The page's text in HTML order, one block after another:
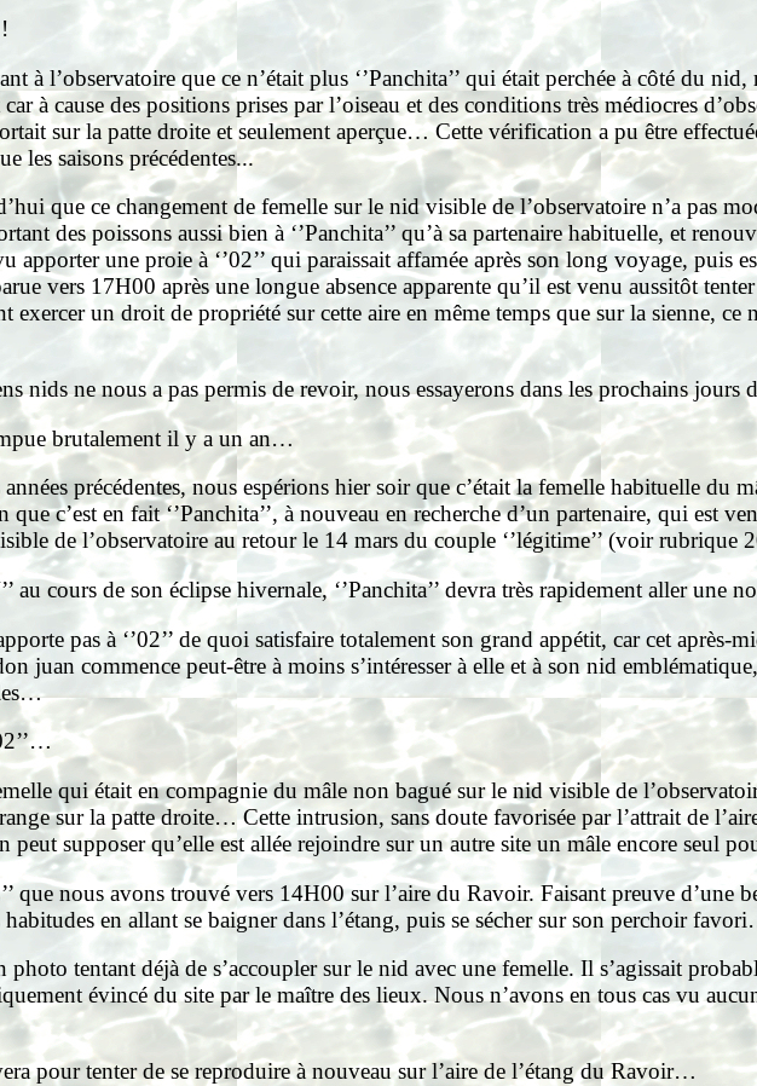
à l’observatoire que ce n’était plus ‘’Panchita’’ qui était perchée à côté du nid,
à cause des positions prises par l’oiseau et des conditions très médiocres
sur la patte droite et seulement aperçue… Cette vérification a pu être
les saisons précédentes...
que ce changement de femelle sur le nid visible de l’observatoire n’a pas
des poissons aussi bien à ‘’Panchita’’ qu’à sa partenaire habituelle, et
une proie à ‘’02’’ qui paraissait affamée après son long voyage, puis
vers 17H00 après une longue absence apparente qu’il est venu aussitôt
un droit de propriété sur cette aire en même temps que sur la sienne, ce
nids ne nous a pas permis de revoir, nous essayerons dans les prochains
brutalement il y a un an…
précédentes, nous espérions hier soir que c’était la femelle habituelle du
c’est en fait ‘’Panchita’’, à nouveau en recherche d’un partenaire, qui est
de l’observatoire au retour le 14 mars du couple ‘’légitime’’ (voir rubrique
au cours de son éclipse hivernale, ‘’Panchita’’ devra très rapidement aller
pas à ‘’02’’ de quoi satisfaire totalement son grand appétit, car cet après-
juan commence peut-être à moins s’intéresser à elle et à son nid
qui était en compagnie du mâle non bagué sur le nid visible de
sur la patte droite… Cette intrusion, sans doute favorisée par l’attrait de
peut supposer qu’elle est allée rejoindre sur un autre site un mâle encore seul
que nous avons trouvé vers 14H00 sur l’aire du Ravoir. Faisant preuve d’une
en allant se baigner dans l’étang, puis se sécher sur son perchoir
tentant déjà de s’accoupler sur le nid avec une femelle. Il s’agissait
évincé du site par le maître des lieux. Nous n’avons en tous cas vu
pour tenter de se reproduire à nouveau sur l’aire de l’étang du Ravoir…